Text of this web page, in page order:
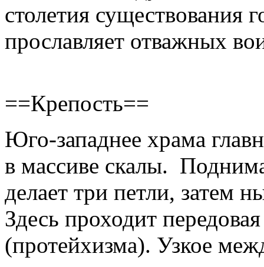
столетия существования
прославляет отважных
==Крепость==
Юго-западнее храма
в массиве скалы.
делает три петли, затем
Здесь проходит
(протейхизма). Узкое